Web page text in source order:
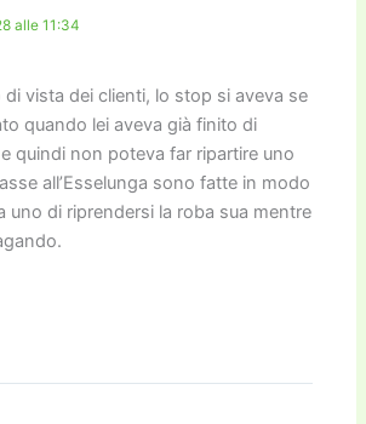
alle 11:34
vista dei clienti, lo stop si aveva se
quando lei aveva già finito di
quindi non poteva far ripartire uno
all’Esselunga sono fatte in modo
uno di riprendersi la roba sua mentre